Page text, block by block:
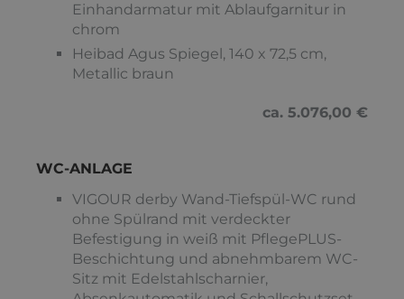
Einhandarmatur mit Ablaufgarnitur in
chrom
Heibad Agus Spiegel, 140 x 72,5 cm,
Metallic braun
ca. 5.076,00 €
WC-ANLAGE
VIGOUR derby Wand-Tiefspül-WC rund
ohne Spülrand mit verdeckter
Befestigung in weiß mit PflegePLUS-
Beschichtung und abnehmbarem WC-
Sitz mit Edelstahlscharnier,